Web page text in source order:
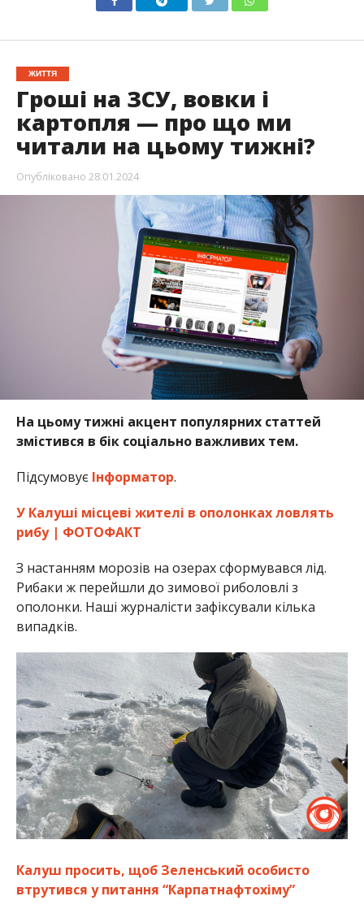
ЖИТТЯ
Гроші на ЗСУ, вовки і
картопля — про що ми
читали на цьому тижні?
Опубліковано 28.01.2024
На цьому тижні акцент популярних статтей
змістився в бік соціально важливих тем.
Підсумовує Інформатор.
У Калуші місцеві жителі в ополонках ловлять
рибу | ФОТОФАКТ
З настанням морозів на озерах сформувався лід.
Рибаки ж перейшли до зимової риболовлі з
ополонки. Наші журналісти зафіксували кілька
випадків.
Калуш просить, щоб Зеленський особисто
втрутився у питання “Карпатнафтохіму”